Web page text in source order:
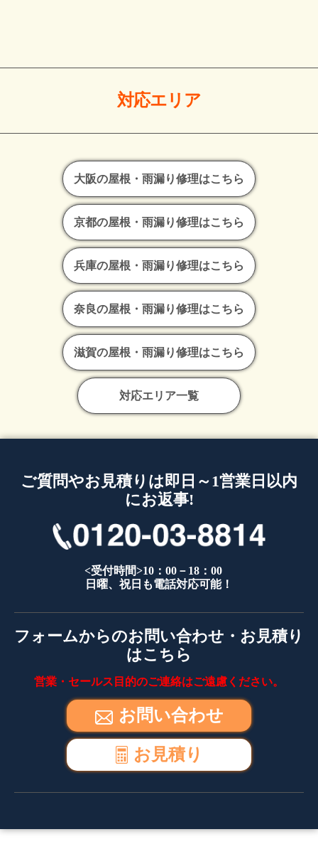
対応エリア
大阪の屋根・雨漏り修理はこちら
京都の屋根・雨漏り修理はこちら
兵庫の屋根・雨漏り修理はこちら
奈良の屋根・雨漏り修理はこちら
滋賀の屋根・雨漏り修理はこちら
対応エリア一覧
ご質問やお見積りは即日～1営業日以内
にお返事!
<受付時間>10：00－18：00
日曜、祝日も電話対応可能！
フォームからのお問い合わせ・お見積り
はこちら
営業・セールス目的のご連絡はご遠慮ください。
お問い合わせ
お見積り